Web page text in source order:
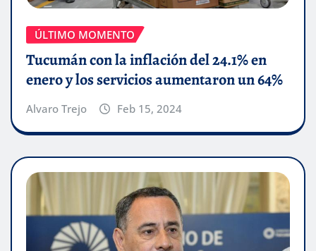
ÚLTIMO MOMENTO
Tucumán con la inflación del 24.1% en
enero y los servicios aumentaron un 64%
Alvaro Trejo Feb 15, 2024